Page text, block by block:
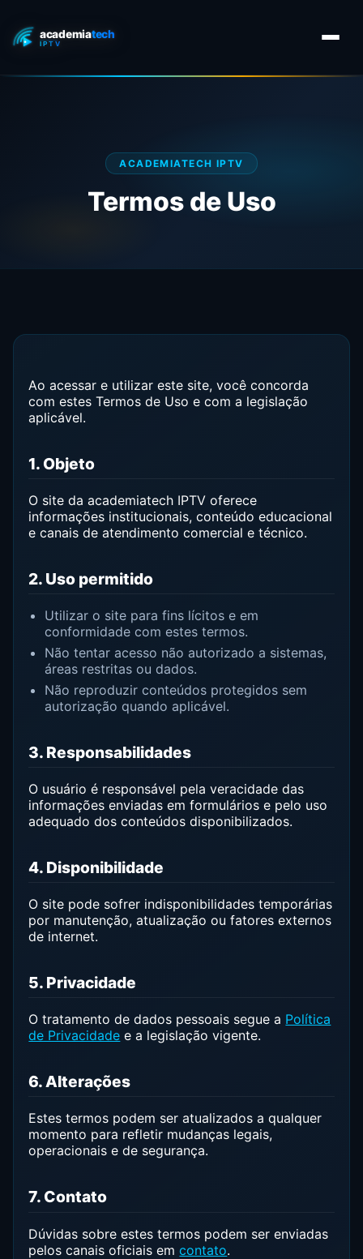
ACADEMIATECH IPTV
Termos de Uso
Ao acessar e utilizar este site, você concorda
com estes Termos de Uso e com a legislação
aplicável.
1. Objeto
O site da academiatech IPTV oferece
informações institucionais, conteúdo educacional
e canais de atendimento comercial e técnico.
2. Uso permitido
Utilizar o site para fins lícitos e em
conformidade com estes termos.
Não tentar acesso não autorizado a sistemas,
áreas restritas ou dados.
Não reproduzir conteúdos protegidos sem
autorização quando aplicável.
3. Responsabilidades
O usuário é responsável pela veracidade das
informações enviadas em formulários e pelo uso
adequado dos conteúdos disponibilizados.
4. Disponibilidade
O site pode sofrer indisponibilidades temporárias
por manutenção, atualização ou fatores externos
de internet.
5. Privacidade
O tratamento de dados pessoais segue a Política
de Privacidade e a legislação vigente.
6. Alterações
Estes termos podem ser atualizados a qualquer
momento para refletir mudanças legais,
operacionais e de segurança.
7. Contato
Dúvidas sobre estes termos podem ser enviadas
pelos canais oficiais emcontato.